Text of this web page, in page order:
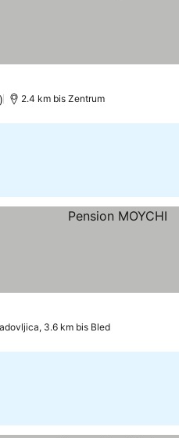
2.4 km bis Zentrum
3.6 km bis Bled